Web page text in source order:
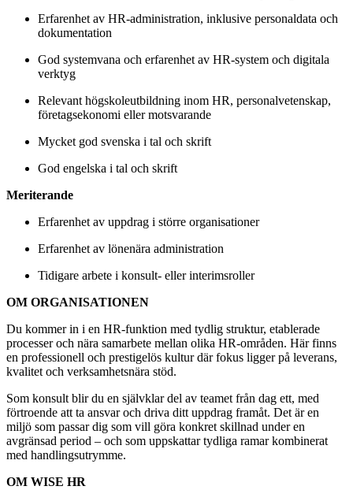
Erfarenhet av HR‑administration, inklusive personaldata och
dokumentation
God systemvana och erfarenhet av HR‑system och digitala
verktyg
Relevant högskoleutbildning inom HR, personalvetenskap,
företagsekonomi eller motsvarande
Mycket god svenska i tal och skrift
God engelska i tal och skrift
Meriterande
Erfarenhet av uppdrag i större organisationer
Erfarenhet av lönenära administration
Tidigare arbete i konsult‑ eller interimsroller
OM ORGANISATIONEN
Du kommer in i en HR‑funktion med tydlig struktur, etablerade
processer och nära samarbete mellan olika HR‑områden. Här finns
en professionell och prestigelös kultur där fokus ligger på leverans,
kvalitet och verksamhetsnära stöd.
Som konsult blir du en självklar del av teamet från dag ett, med
förtroende att ta ansvar och driva ditt uppdrag framåt. Det är en
miljö som passar dig som vill göra konkret skillnad under en
avgränsad period – och som uppskattar tydliga ramar kombinerat
med handlingsutrymme.
OM WISE HR